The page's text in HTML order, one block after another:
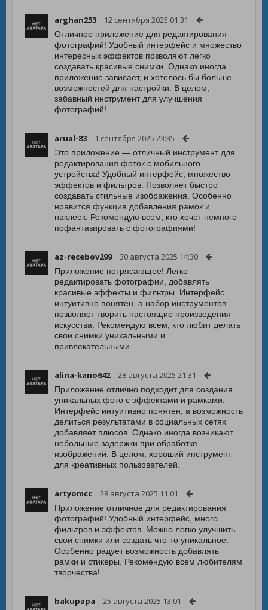
arghan253 12 сентября 2025 01:31
Отличное приложение для редактирования
фотографий! Удобный интерфейс и множество
интересных эффектов позволяют легко
создавать красивые снимки. Однако иногда
приложение зависает, и хотелось бы больше
возможностей для настройки. В целом,
забавный инструмент для улучшения
фотографий!
arual-83 1 сентября 2025 23:35
Это приложение — отличный инструмент для
редактирования фоток с мобильного
устройства! Удобный интерфейс, множество
эффектов и фильтров. Позволяет быстро
создавать стильные изображения. Особенно
нравится функция добавления рамок и
наклеек. Рекомендую всем, кто хочет немного
пофантазировать с фотографиями!
az-recebov299 30 августа 2025 14:30
Приложение потрясающее! Легко
редактировать фотографии, добавлять
красивые эффекты и фильтры. Интерфейс
интуитивно понятен, а набор инструментов
позволяет творить настоящие произведения
искусства. Рекомендую всем, кто любит делать
свои снимки уникальными и
привлекательными.
alina-kano642 28 августа 2025 21:31
Приложение отлично подходит для создания
уникальных фото с эффектами и рамками.
Интерфейс интуитивно понятен, а возможность
делиться результатами в социальных сетях
добавляет плюсов. Однако иногда возникают
небольшие задержки при обработке
изображений. В целом, хороший инструмент
для креативных пользователей.
artyomcc 28 августа 2025 11:01
Приложение отличное для редактирования
фотографий! Удобный интерфейс, много
фильтров и эффектов. Можно легко улучшить
свои снимки или создать что-то уникальное.
Особенно радует возможность добавлять
рамки и стикеры. Рекомендую всем любителям
творчества!
bakupapa 25 августа 2025 13:01